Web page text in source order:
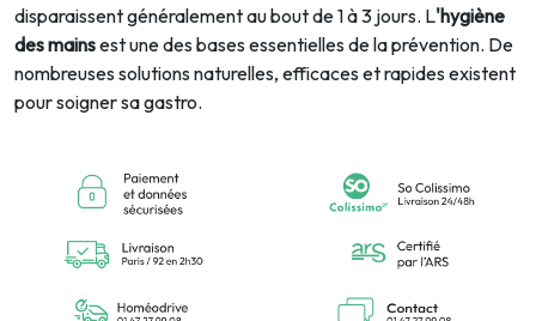
disparaissent généralement au bout de 1 à 3 jours. L'hygiène
des mainsest une des bases essentielles de la prévention. De
nombreuses solutions naturelles, efficaces et rapides existent
pour soigner sa gastro.